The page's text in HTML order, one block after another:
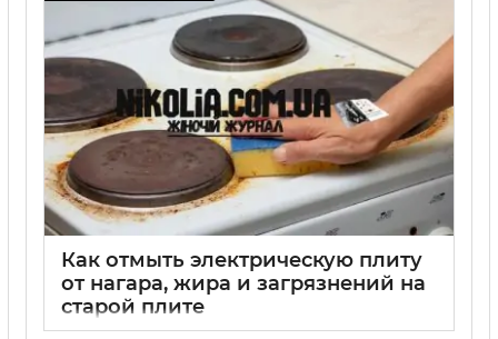
Как отмыть электрическую плиту
от нагара, жира и загрязнений на
старой плите